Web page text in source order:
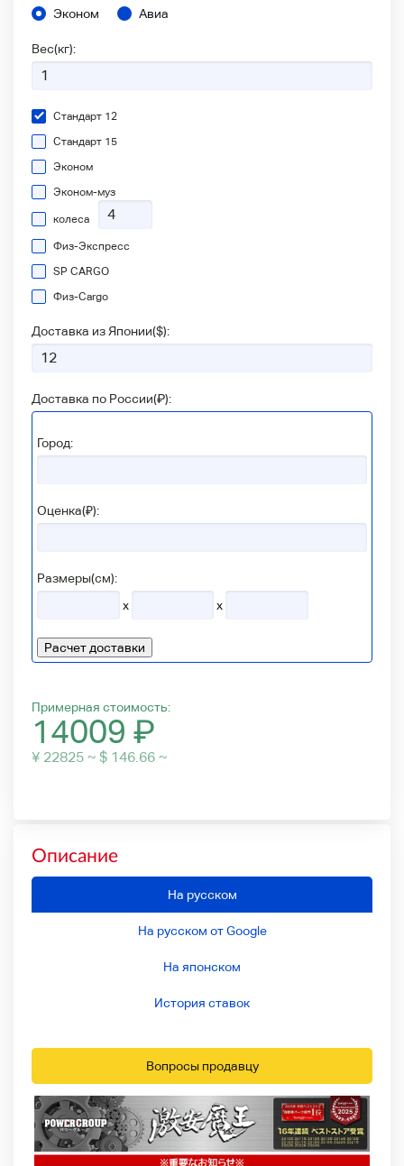
Эконом Авиа
Вес(кг):
Стандарт 12
Стандарт 15
Эконом
Эконом-муз
колеса
Физ-Экспресс
SP CARGO
Физ-Сargo
Доставка из Японии($):
Доставка по России(₽):
Город:
Оценка(₽):
Размеры(см):
x
x
Расчет доставки
Примерная стоимость:
14009 ₽
¥ 22825 ~ $ 146.66 ~
Описание
На русском
На русском от Google
На японском
История ставок
Вопросы продавцу